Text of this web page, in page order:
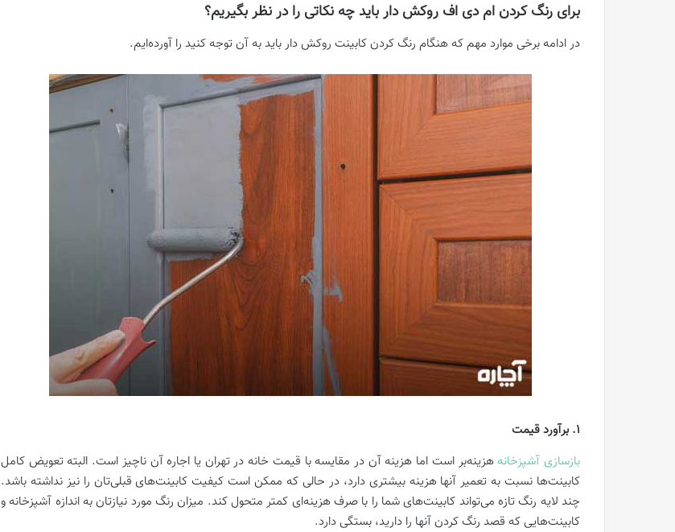
برای رنگ کردن ام دی اف روکش دار باید چه نکاتی را در نظر بگیریم؟
در ادامه برخی موارد مهم که هنگام رنگ کردن کابینت روکش دار باید به آن توجه کنید را آورده‌ایم.
1. برآورد قیمت‌
بازسازی آشپزخانه هزینه‌بر است اما هزینه آن در مقایسه با قیمت خانه در تهران یا اجاره آن ناچیز است. البته تعویض کامل
کابینت‌ها نسبت به تعمیر آنها هزینه بیشتری دارد، در حالی که ممکن است کیفیت کابینت‌های قبلی‌تان را نیز نداشته باشد.
چند لایه رنگ تازه می‌تواند کابینت‌های شما را با صرف هزینه‌ای کمتر متحول کند. میزان رنگ مورد نیازتان به اندازه آشپزخانه و
کابینت‌هایی که قصد رنگ کردن آنها را دارید، بستگی دارد.